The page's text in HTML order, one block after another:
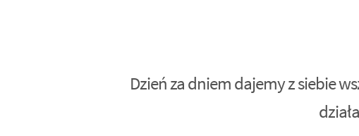
Dzień za dniem dajemy z siebie